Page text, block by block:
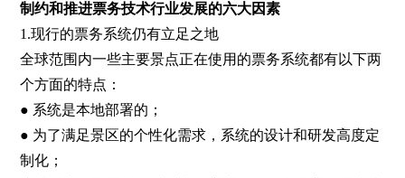
制约和推进票务技术行业发展的六大因素
1.现行的票务系统仍有立足之地
全球范围内一些主要景点正在使用的票务系统都有以下两
个方面的特点：
● 系统是本地部署的；
● 为了满足景区的个性化需求，系统的设计和研发高度定
制化；